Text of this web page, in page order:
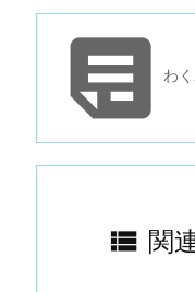
わ
 関